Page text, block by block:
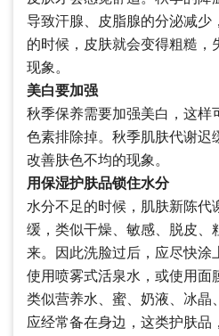
导致汗腺、皮脂腺的分泌减少
的时候，皮肤就会变得粗糙，
现象。
美白要加强
秋季保养需要加强美白，这样
色素排除掉。秋季肌肤代谢迟
改善肤色不均的现象。
用保湿护肤品锁住水分
水分不足的时候，肌肤新陈代
缓，类似干燥、敏感、脱皮、
来。因此洗脸过后，应尽快涂
使用喷雾式活泉水，或使用面
类似营养水、蜜、奶液、冰晶
应经常备在身边，这类护肤品